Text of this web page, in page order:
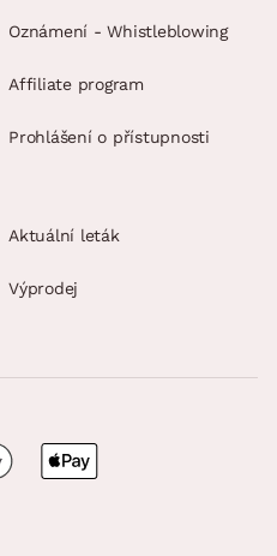
Oznámení - Whistleblowing
Affiliate program
Prohlášení o přístupnosti
Aktuální leták
Výprodej